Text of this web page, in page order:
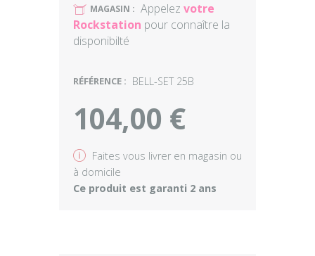
U MAGASIN : Appelez votre
Rockstation pour connaître la
disponibilté
RÉFÉRENCE : BELL-SET 25B
104,00 €
v Faites vous livrer en magasin ou
à domicile
Ce produit est garanti 2 ans